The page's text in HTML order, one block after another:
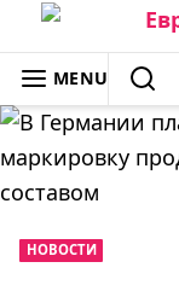
Skip
to
content
ЕВРОПУЛЬС:
MENU
НОВОСТИ